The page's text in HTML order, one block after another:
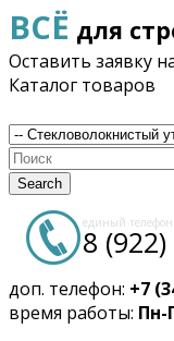
ВСЁ для
Оставить заявку
Каталог товаров
Search
единый телефон
8
доп. телефон: +7
время работы: Пн-